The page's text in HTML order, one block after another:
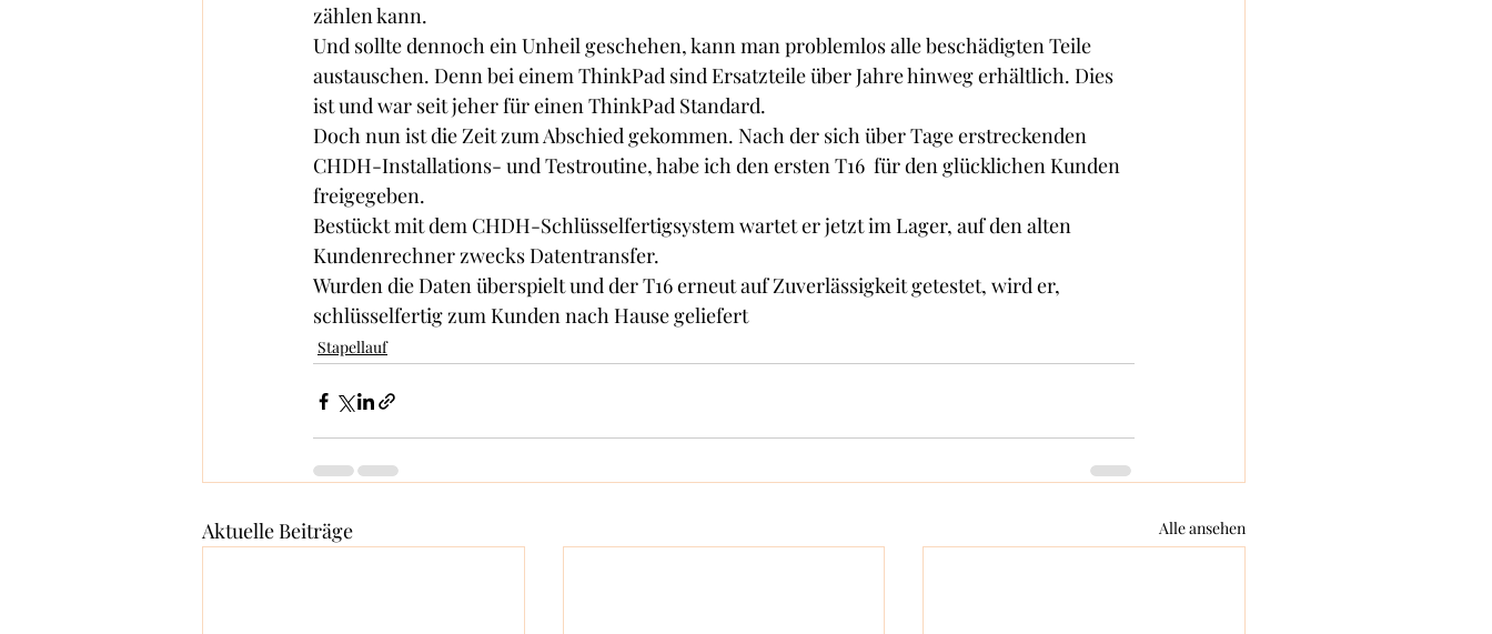
zählen kann.
Und sollte dennoch ein Unheil geschehen, kann man problemlos alle beschädigten Teile
austauschen. Denn bei einem ThinkPad sind Ersatzteile über Jahre hinweg erhältlich. Dies
ist und war seit jeher für einen ThinkPad Standard.
Doch nun ist die Zeit zum Abschied gekommen. Nach der sich über Tage erstreckenden
CHDH-Installations- und Testroutine, habe ich den ersten T16  für den glücklichen Kunden
freigegeben.
Bestückt mit dem CHDH-Schlüsselfertigsystem wartet er jetzt im Lager, auf den alten
Kundenrechner zwecks Datentransfer.
Wurden die Daten überspielt und der T16 erneut auf Zuverlässigkeit getestet, wird er,
schlüsselfertig zum Kunden nach Hause geliefert
Stapellauf
Aktuelle Beiträge Alle ansehen